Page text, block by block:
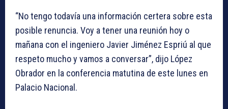
“No tengo todavía una información certera sobre esta
posible renuncia. Voy a tener una reunión hoy o
mañana con el ingeniero Javier Jiménez Espriú al que
respeto mucho y vamos a conversar”, dijo López
Obrador en la conferencia matutina de este lunes en
Palacio Nacional.